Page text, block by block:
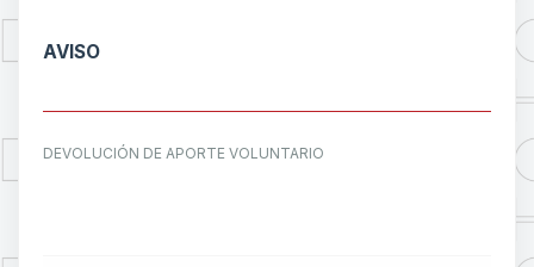
AVISO
DEVOLUCIÓN DE APORTE VOLUNTARIO